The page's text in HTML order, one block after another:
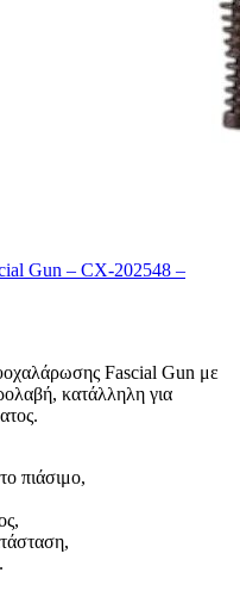
Gun – CX-202548 –
Fascial Gun με
κατάλληλη για
πιάσιμο,